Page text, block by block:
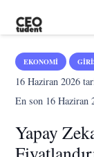
EKONOMI
16 Haziran 2026
En son 16 Haziran
Yapay